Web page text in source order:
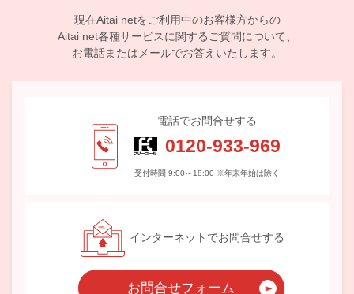
現在Aitai netをご利用中のお客様方からの
Aitai net各種サービスに関するご質問について、
お電話またはメールでお答えいたします。
電話でお問合せする
0120-933-969
受付時間 9:00～18:00 ※年末年始は除く
インターネットでお問合せする
お問合せフォーム